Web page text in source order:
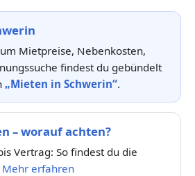
Mietpreise, Nebenkosten,
findest du gebündelt
„Mieten in Schwerin“.
– worauf achten?
Vertrag: So findest du die
Mehr erfahren